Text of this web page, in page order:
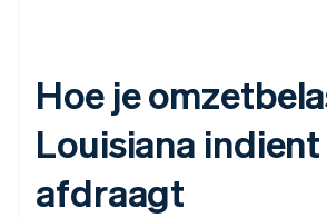
Hoe je
Louisiana indient
afdraagt